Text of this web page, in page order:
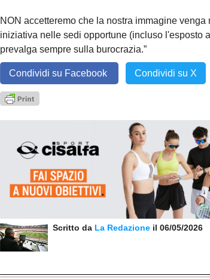
NON accetteremo che la nostra immagine
iniziativa nelle sedi opportune (incluso l'esposto
prevalga sempre sulla burocrazia.”
Condividi su Facebook Condividi su X
Scritto da La Redazione il 06/05/2026